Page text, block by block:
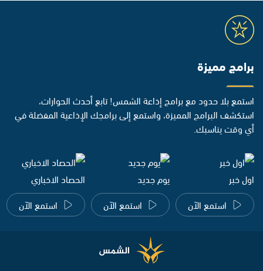
برامج مميزة
استمع بلا حدود مع برامج إذاعة الشمس! تابع أحدث الحوارات،
استكشف البرامج المميزة، واستمع إلى برامجك الإذاعية المفضلة في
أي وقت يناسبك.
اول خبر
استمع الآن
يوم جديد
استمع الآن
الحصاد الاخباري
استمع الآن